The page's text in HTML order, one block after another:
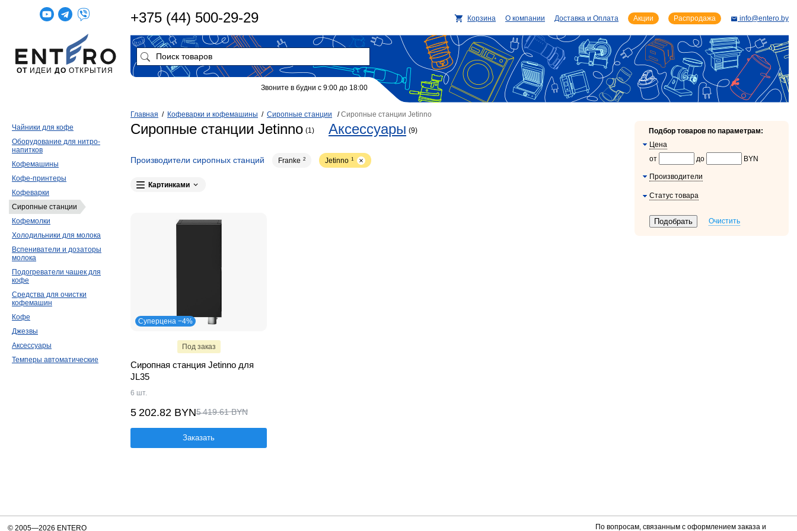
Главная / Кофеварки и кофемашины / Сиропные станции /Сиропные станции Jetinno
Сиропные станции Jetinno (1) Аксессуары (9)
Производители сиропных станций Franke 2 Jetinno 1
Картинками
Суперцена −4%
Под заказ
Сиропная станция Jetinno для
JL35
6 шт.
5 202.82 BYN5 419.61 BYN
Заказать
Подбор товаров по параметрам:
Цена
от
до BYN
Производители
Статус товара
Очистить
Чайники для кофе
Оборудование для нитро-
напитков
Кофемашины
Кофе-принтеры
Кофеварки
Сиропные станции
Кофемолки
Холодильники для молока
Вспениватели и дозаторы
молока
Подогреватели чашек для
кофе
Средства для очистки
кофемашин
Кофе
Джезвы
Аксессуары
Темперы автоматические
ОТ ИДЕИ ДО ОТКРЫТИЯ
+375 (44) 500-29-29 Корзина О компании Доставка и Оплата Акции Распродажа info@entero.by
Звоните в будни с 9:00 до 18:00
© 2005—2026 ENTERO По вопросам, связанным с оформлением заказа и